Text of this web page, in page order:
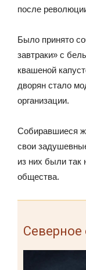
после
Было принято
завтраки» с
квашеной
дворян стало
организации.
Собиравшиеся
свои
из них были
общества.